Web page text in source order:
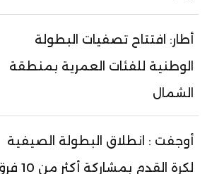
أطار: افتتاح تصفيات البطولة
الوطنية للفئات العمرية بمنطقة
الشمال
أوجفت : انطلاق البطولة الصيفية
لكرة القدم بمشاركة أكثر من 10 فرق